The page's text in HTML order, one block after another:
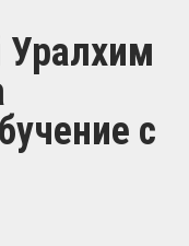
Уралхим
с